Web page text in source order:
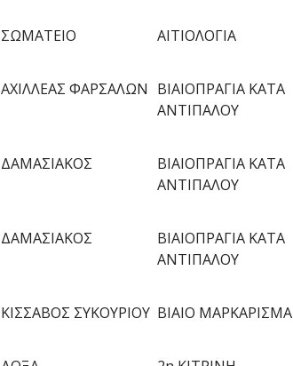
ΣΩΜΑΤΕΙΟ ΑΙΤΙΟΛΟΓΙΑ
ΑΧΙΛΛΕΑΣ ΦΑΡΣΑΛΩΝ ΒΙΑΙΟΠΡΑΓΙΑ ΚΑΤΑ
ΑΝΤΙΠΑΛΟΥ
ΔΑΜΑΣΙΑΚΟΣ
ΒΙΑΙΟΠΡΑΓΙΑ ΚΑΤΑ
ΑΝΤΙΠΑΛΟΥ
ΔΑΜΑΣΙΑΚΟΣ
ΒΙΑΙΟΠΡΑΓΙΑ ΚΑΤΑ
ΑΝΤΙΠΑΛΟΥ
ΚΙΣΣΑΒΟΣ ΣΥΚΟΥΡΙΟΥ ΒΙΑΙΟ ΜΑΡΚΑΡΙΣΜΑ